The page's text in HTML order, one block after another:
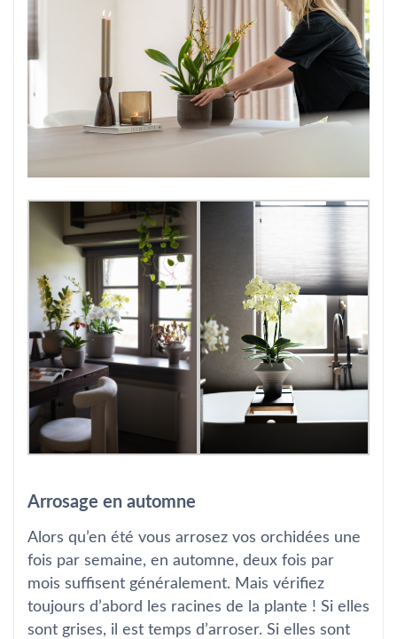
Arrosage en automne
Alors qu’en été vous arrosez vos orchidées une
fois par semaine, en automne, deux fois par
mois suffisent généralement. Mais vérifiez
toujours d’abord les racines de la plante ! Si elles
sont grises, il est temps d’arroser. Si elles sont